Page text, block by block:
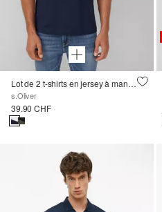
Lot de 2 t-shirts en jersey à manches courtes et col rond
s.Oliver
39.90 CHF